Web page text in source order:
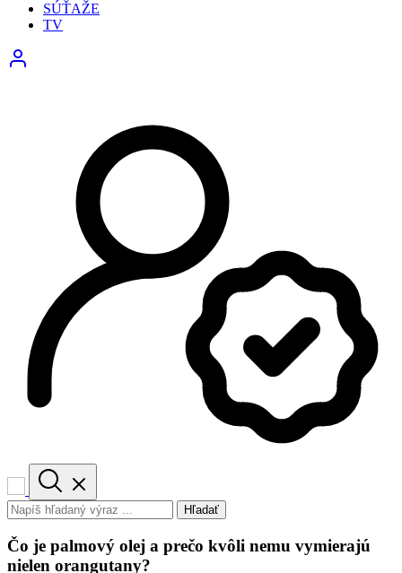
SÚŤAŽE
TV
Hľadať
Čo je palmový olej a prečo kvôli nemu vymierajú
nielen orangutany?